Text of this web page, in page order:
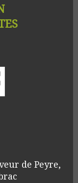
de Peyre,